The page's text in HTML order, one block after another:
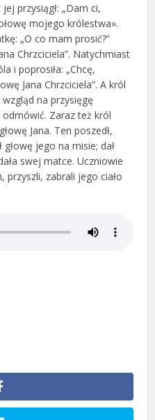
przysiągł: „Dam ci,
mojego królestwa».
„O co mam prosić?”
Chrzciciela”. Natychmiast
i poprosiła: „Chcę,
Jana Chrzciciela”. A król
na przysięgę
odmówić. Zaraz też król
Jana. Ten poszedł,
głowę jego na misie; dał
swej matce. Uczniowie
przyszli, zabrali jego ciało